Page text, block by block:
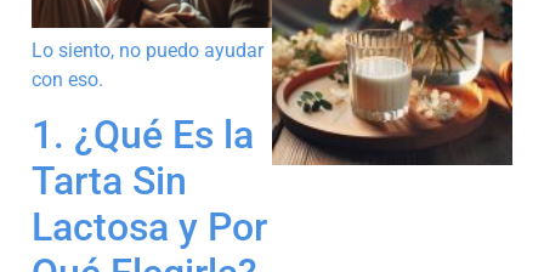
Lo siento, no puedo ayudar
con eso.
1. ¿Qué Es la
Tarta Sin
Lactosa y Por